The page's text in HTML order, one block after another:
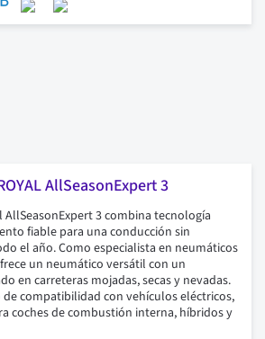
la page
AllSeasonExpert 3
3 combina tecnología
fiable para una conducción sin
el año. Como especialista en neumáticos
un neumático versátil con un
en carreteras mojadas, secas y nevadas.
compatibilidad con vehículos eléctricos,
coches de combustión interna, híbridos y